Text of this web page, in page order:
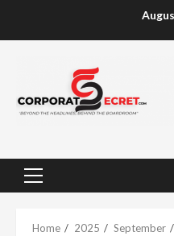
Primary
Home 2025 September